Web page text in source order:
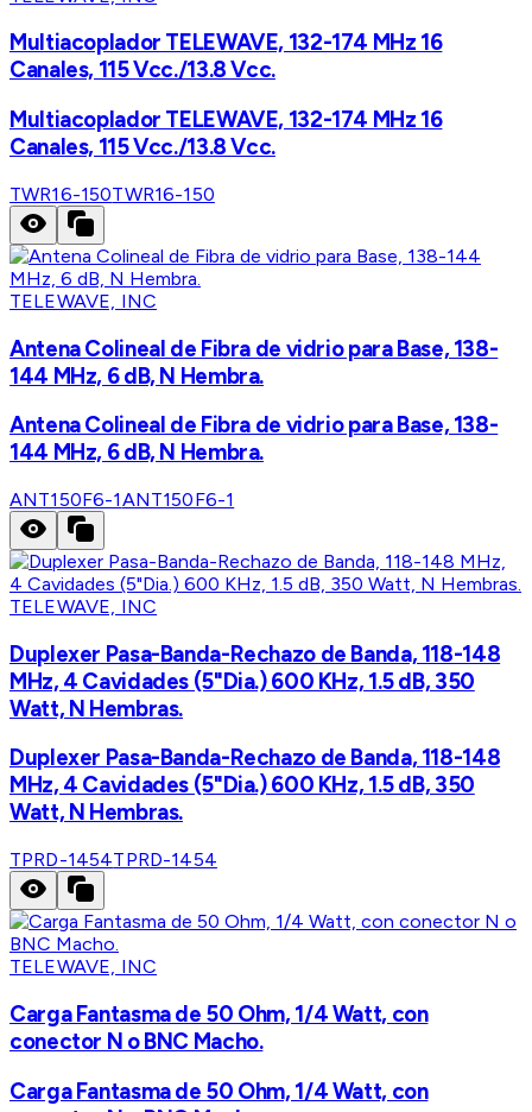
Multiacoplador TELEWAVE, 132-174 MHz 16
Canales, 115 Vcc./13.8 Vcc.
Multiacoplador TELEWAVE, 132-174 MHz 16
Canales, 115 Vcc./13.8 Vcc.
TWR16-150TWR16-150
TELEWAVE, INC
Antena Colineal de Fibra de vidrio para Base, 138-
144 MHz, 6 dB, N Hembra.
Antena Colineal de Fibra de vidrio para Base, 138-
144 MHz, 6 dB, N Hembra.
ANT150F6-1ANT150F6-1
TELEWAVE, INC
Duplexer Pasa-Banda-Rechazo de Banda, 118-148
MHz, 4 Cavidades (5"Dia.) 600 KHz, 1.5 dB, 350
Watt, N Hembras.
Duplexer Pasa-Banda-Rechazo de Banda, 118-148
MHz, 4 Cavidades (5"Dia.) 600 KHz, 1.5 dB, 350
Watt, N Hembras.
TPRD-1454TPRD-1454
TELEWAVE, INC
Carga Fantasma de 50 Ohm, 1/4 Watt, con
conector N o BNC Macho.
Carga Fantasma de 50 Ohm, 1/4 Watt, con